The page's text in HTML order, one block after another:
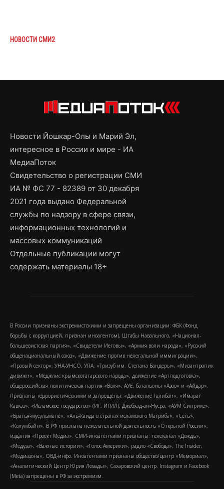
НОВОСТИ СМИ2
Новости Йошкар-Олы и Марий Эл,
интересное в России и мире - ИА
МедиаПоток
Свидетельство о регистрации СМИ
ИА № ФС 77 - 82389 от 30 декабря
2021 года выдано Федеральной
службы по надзору в сфере связи,
информационных технологий и
массовых коммуникаций
Отдельные публикации могут
содержать материалы 18+
В России признаны экстремистскими и запрещены организации: ФБК (Фонд
борьбы с коррупцией, признан иноагентом), Штабы Навального, «Национал-
большевистская партия», «Свидетели Иеговы», «Армия воли народа», «Русский
общенациональный союз», «Движение против нелегальной иммиграции»,
«Правый сектор», УНА-УНСО, УПА, «Тризуб им. Степана Бандеры», «Мизантропик
дивижн», «Меджлис крымскотатарского народа», движение «Артподготовка»,
общероссийская политическая партия «Воля», АУЕ, батальоны «Азов» и «Айдар».
Признаны террористическими и запрещены: «Движение Талибан», «Имарат
Кавказ», «Исламское государство» (ИГ, ИГИЛ), Джебхад-ан-Нусра, «АУМ Синрике»,
«Братья-мусульмане», «Аль-Каида в странах исламского Магриба», «Сеть»,
«Колумбайн». В РФ признана нежелательной деятельность «Открытой России»,
издания «Проект Медиа». СМИ-иноагентами признаны: телеканал «Дождь»,
«Медуза», «Важные истории», «Голос Америки», радио «Свобода», The Insider,
«Медиазона», ОВД-инфо. Иноагентами признаны общество/центр «Мемориал»,
«Аналитический Центр Юрия Левады», Сахаровский центр. Instagram и Facebook
(Metа) запрещены в РФ за экстремизм.